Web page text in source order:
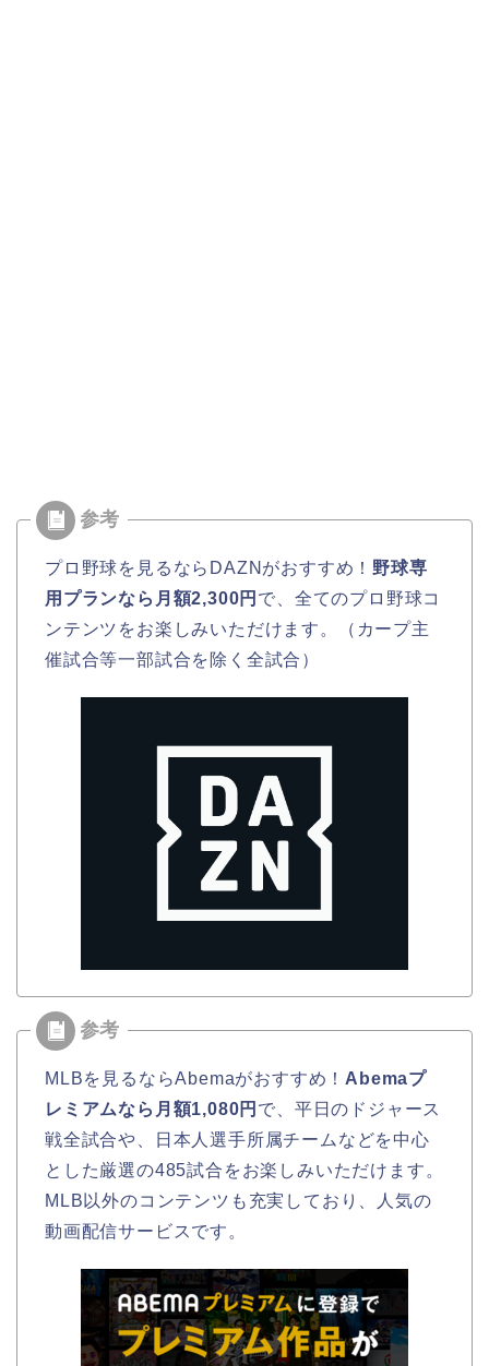
プロ野球を見るならDAZNがおすすめ！ 野球専
用プランなら月額2,300円 で、全てのプロ野球コ
ンテンツをお楽しみいただけます。（カープ主
催試合等一部試合を除く全試合）
MLBを見るならAbemaがおすすめ！ Abemaプ
レミアムなら月額1,080円 で、平日のドジャース
戦全試合や、日本人選手所属チームなどを中心
とした厳選の485試合をお楽しみいただけます。
MLB以外のコンテンツも充実しており、人気の
動画配信サービスです。